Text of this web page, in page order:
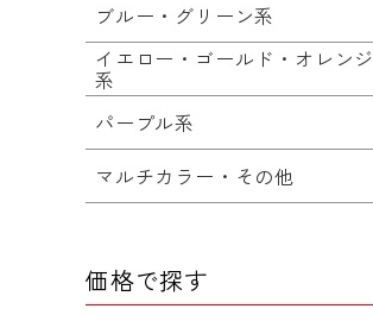
ブルー・グリーン系
イエロー・ゴールド・オレンジ
系
パープル系
マルチカラー・その他
価格で探す